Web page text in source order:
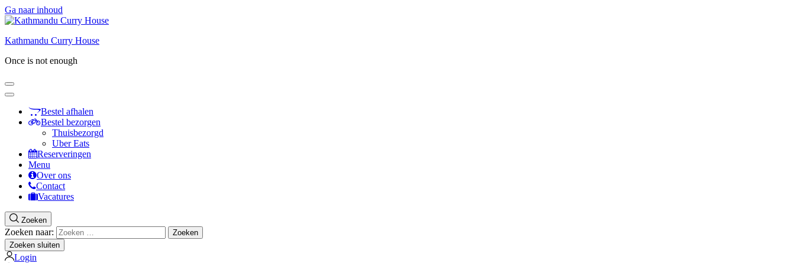
Ga naar inhoud
Kathmandu Curry House
Once is not enough
Bestel afhalen
Bestel bezorgen
Thuisbezorgd
Uber Eats
Reserveringen
Menu
Over ons
Contact
Vacatures
Zoeken
Zoeken naar:
Zoeken sluiten
Login